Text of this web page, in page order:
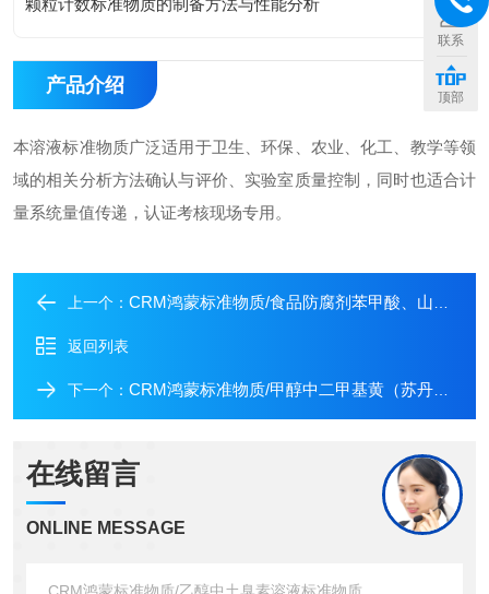
颗粒计数标准物质的制备方法与性能分析
产品介绍
本溶液标准物质广泛适用于卫生、环保、农业、化工、教学等领
域的相关分析方法确认与评价、实验室质量控制，同时也适合计
量系统量值传递，认证考核现场专用。
上一个： CRM鸿蒙标准物质/食品防腐剂苯甲酸、山梨酸溶液标准物质
返回列表
下一个： CRM鸿蒙标准物质/甲醇中二甲基黄（苏丹黄）溶液标准物质
在线留言
ONLINE MESSAGE
联系
顶部